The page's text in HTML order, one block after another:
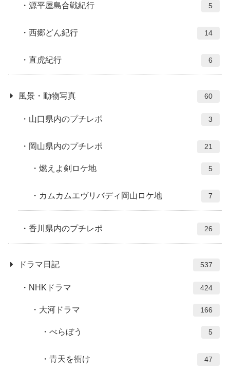
源平屋島合戦紀行 5
西郷どん紀行 14
直虎紀行 6
風景・動物写真 60
山口県内のプチレポ 3
岡山県内のプチレポ 21
燃えよ剣ロケ地 5
カムカムエヴリバディ岡山ロケ地 7
香川県内のプチレポ 26
ドラマ日記 537
NHKドラマ 424
大河ドラマ 166
べらぼう 5
青天を衝け 47